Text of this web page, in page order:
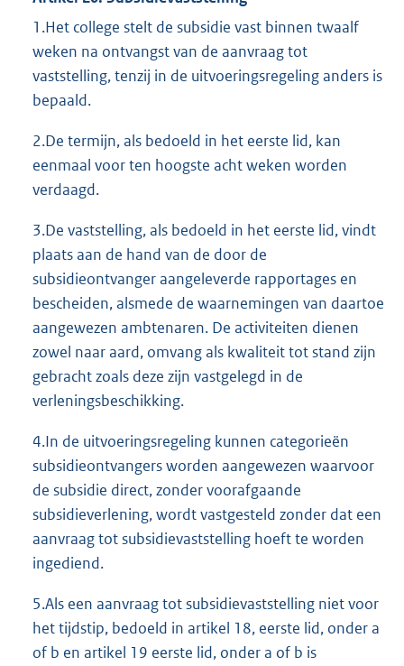
1.Het college stelt de subsidie vast binnen twaalf
weken na ontvangst van de aanvraag tot
vaststelling, tenzij in de uitvoeringsregeling anders is
bepaald.
2.De termijn, als bedoeld in het eerste lid, kan
eenmaal voor ten hoogste acht weken worden
verdaagd.
3.De vaststelling, als bedoeld in het eerste lid, vindt
plaats aan de hand van de door de
subsidieontvanger aangeleverde rapportages en
bescheiden, alsmede de waarnemingen van daartoe
aangewezen ambtenaren. De activiteiten dienen
zowel naar aard, omvang als kwaliteit tot stand zijn
gebracht zoals deze zijn vastgelegd in de
verleningsbeschikking.
4.In de uitvoeringsregeling kunnen categorieën
subsidieontvangers worden aangewezen waarvoor
de subsidie direct, zonder voorafgaande
subsidieverlening, wordt vastgesteld zonder dat een
aanvraag tot subsidievaststelling hoeft te worden
ingediend.
5.Als een aanvraag tot subsidievaststelling niet voor
het tijdstip, bedoeld in artikel 18, eerste lid, onder a
of b en artikel 19 eerste lid, onder a of b is